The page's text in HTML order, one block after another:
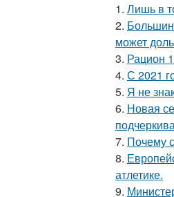
1. Лишь в
2.
может
3. Рацион
4. С 2021
5. Я не
6. Новая
7. Почему
8.
атлетике.
9.